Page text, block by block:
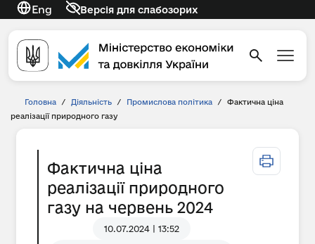
Eng Версія для слабозорих
Головна / Діяльність / Промислова політика /
Фактична ціна
реалізації природного газу
Фактична ціна
реалізації природного
газу на червень 2024
10.07.2024 | 13:52